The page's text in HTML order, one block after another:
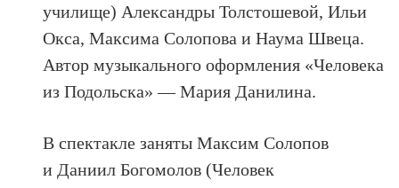
училище) Александры Толстошевой, Ильи
Окса, Максима Солопова и Наума Швеца.
Автор музыкального оформления «Человека
из Подольска» — Мария Данилина.
В спектакле заняты Максим Солопов
и Даниил Богомолов (Человек